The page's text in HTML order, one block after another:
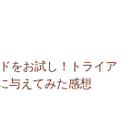
をお試し！トライア
与えてみた感想